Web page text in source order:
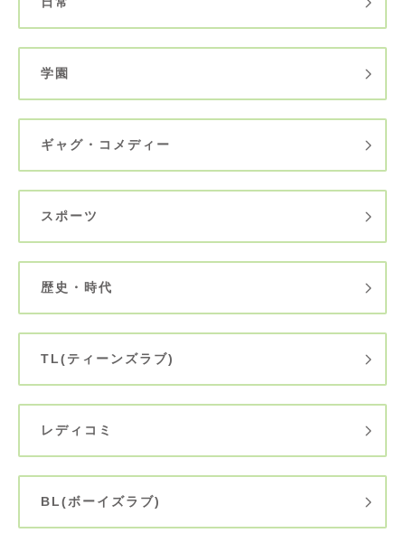
学園
ギャグ・コメディー
スポーツ
歴史・時代
TL(ティーンズラブ)
レディコミ
BL(ボーイズラブ)